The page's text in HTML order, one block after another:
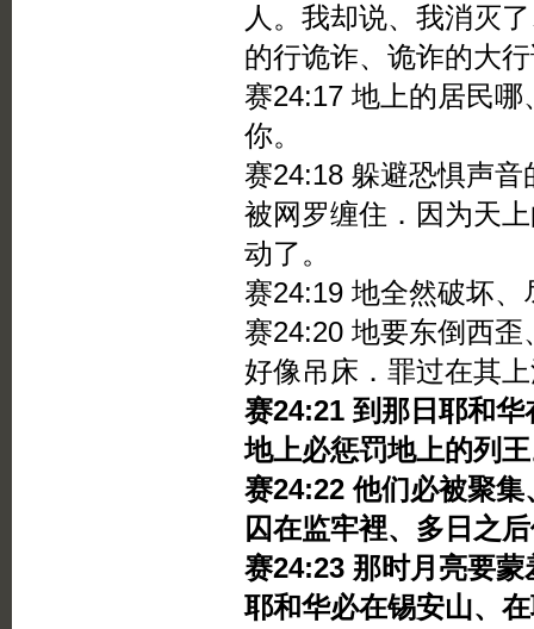
人。我却说、我消灭
的行诡诈、诡诈的大
赛24:17 地上的居民
你。
赛24:18 躲避恐惧声
被网罗缠住．因为天
动了。
赛24:19 地全然破坏
赛24:20 地要东倒西
好像吊床．罪过在其
赛24:21 到那日耶和
地上必惩罚地上的列
赛24:22 他们必被聚
囚在监牢裡、多日之
赛24:23 那时月亮要
耶和华必在锡安山、